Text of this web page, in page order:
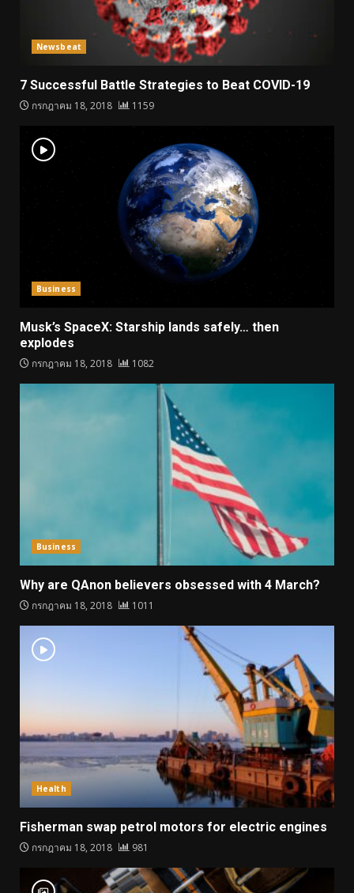
Newsbeat
7 Successful Battle Strategies to Beat COVID-19
กรกฎาคม 18, 2018 1159
Business
Musk’s SpaceX: Starship lands safely… then
explodes
กรกฎาคม 18, 2018 1082
Business
Why are QAnon believers obsessed with 4 March?
กรกฎาคม 18, 2018 1011
Health
Fisherman swap petrol motors for electric engines
กรกฎาคม 18, 2018 981